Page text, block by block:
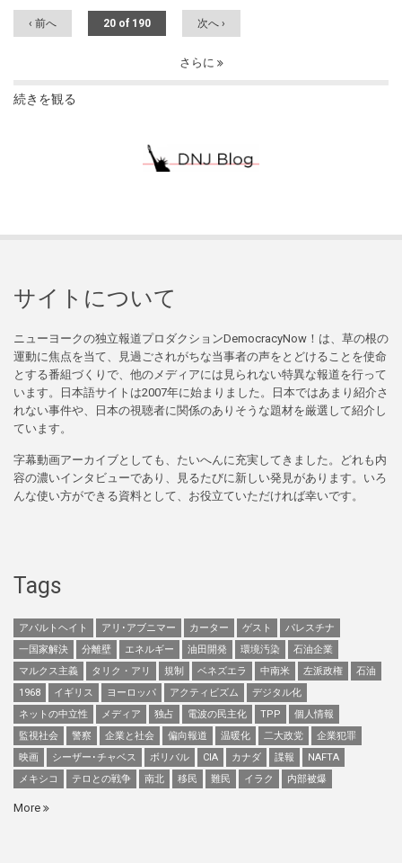
‹ 前へ 20 of 190 次へ ›
さらに
続きを観る
サイトについて
ニューヨークの独立報道プロダクションDemocracyNow！は、草の根の
運動に焦点を当て、見過ごされがちな当事者の声をとどけることを使命
とする番組づくりで、他のメディアには見られない特異な報道を行って
います。日本語サイトは2007年に始まりました。日本ではあまり紹介さ
れない事件や、日本の視聴者に関係のありそうな題材を厳選して紹介し
ています。
字幕動画アーカイブとしても、たいへんに充実してきました。どれも内
容の濃いインタビューであり、見るたびに新しい発見があります。いろ
んな使い方ができる資料として、お役立ていただければ幸いです。
Tags
アパルトヘイト アリ･アブニマー カーター ゲスト
パレスチナ
一国家解決
分離壁 エネルギー 油田開発 環境汚染
石油企業
マルクス主義
タリク・アリ 規制 ベネズエラ 中南米 左派政権
石油
1968
イギリス ヨーロッパ アクティビズム
デジタル化
ネットの中立性
メディア 独占 電波の民主化 TPP
個人情報
監視社会
警察 企業と社会 偏向報道 温暖化 二大政党
企業犯罪
映画
シーザー･チャベス ボリバル CIA カナダ 諜報
NAFTA
メキシコ
テロとの戦争 南北 移民 難民 イラク 内部被爆
More